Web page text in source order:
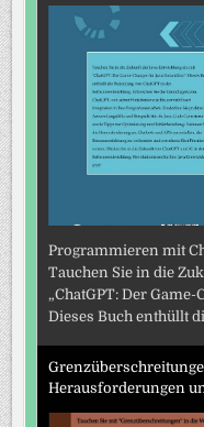
Programmieren mit
Tauchen Sie in die
„ChatGPT: Der
Dieses Buch enthüllt
Herausforderungen